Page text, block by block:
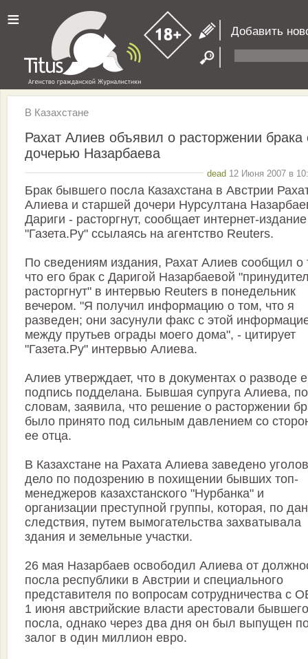
≡ Добавить
В Казахстане
Рахат Алиев объявил о расторжении брака
дочерью Назарбаева
dead 12 Июня 2007 в
Брак бывшего посла Казахстана в Австрии
Алиева и старшей дочери Нурсултана
Дариги - расторгнут, сообщает интернет-издание
"Газета.Ру" ссылаясь на агентство Reuters.
По сведениям издания, Рахат Алиев сообщил о
что его брак с Даригой Назарбаевой
расторгнут" в интервью Reuters в понедельник
вечером. "Я получил информацию о том, что я
разведен; они засунули факс с этой
между прутьев ограды моего дома", - цитирует
"Газета.Ру" интервью Алиева.
Алиев утверждает, что в документах о разводе
подпись подделана. Бывшая супруга Алиева,
словам, заявила, что решение о расторжении
было принято под сильным давлением со
ее отца.
В Казахстане на Рахата Алиева заведено
дело по подозрению в похищении бывших топ-
менеджеров казахстанского "Нурбанка" и
организации преступной группы, которая, по
следствия, путем вымогательства захватывала
здания и земельные участки.
26 мая Назарбаев освободил Алиева от
посла республики в Австрии и специального
представителя по вопросам сотрудничества с
1 июня австрийские власти арестовали бывшего
посла, однако через два дня он был выпущен
залог в один миллион евро.